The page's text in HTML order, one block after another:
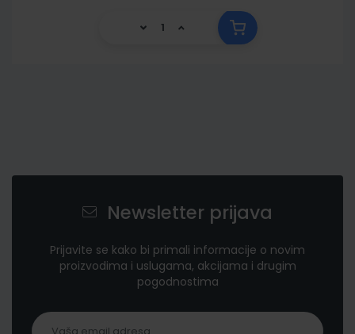
Newsletter prijava
Prijavite se kako bi primali informacije o novim
proizvodima i uslugama, akcijama i drugim
pogodnostima